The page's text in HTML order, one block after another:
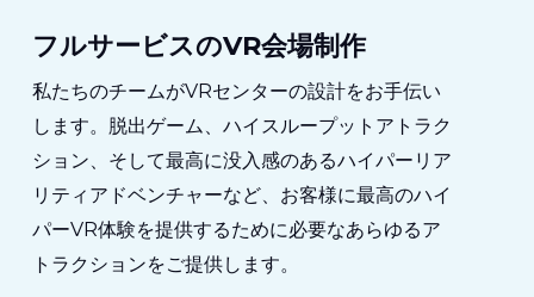
フルサービスのVR会場制作
私たちのチームがVRセンターの設計をお手伝い
します。脱出ゲーム、ハイスループットアトラク
ション、そして最高に没入感のあるハイパーリア
リティアドベンチャーなど、お客様に最高のハイ
パーVR体験を提供するために必要なあらゆるア
トラクションをご提供します。